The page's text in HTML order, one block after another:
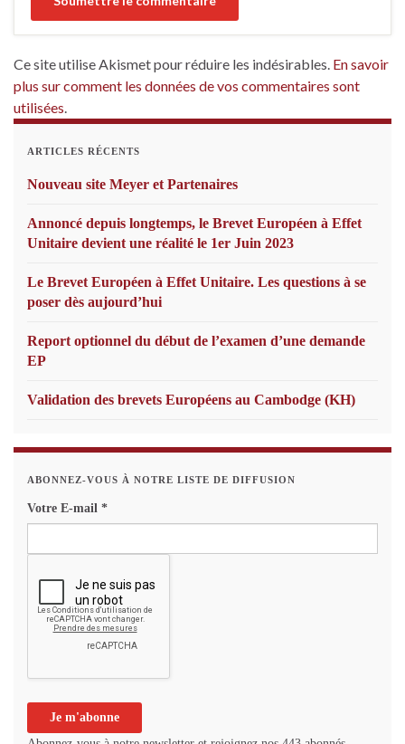
Ce site utilise Akismet pour réduire les indésirables. En savoir
plus sur comment les données de vos commentaires sont
utilisées.
ARTICLES RÉCENTS
Nouveau site Meyer et Partenaires
Annoncé depuis longtemps, le Brevet Européen à Effet
Unitaire devient une réalité le 1er Juin 2023
Le Brevet Européen à Effet Unitaire. Les questions à se
poser dès aujourd’hui
Report optionnel du début de l’examen d’une demande
EP
Validation des brevets Européens au Cambodge (KH)
ABONNEZ-VOUS À NOTRE LISTE DE DIFFUSION
Votre E-mail *